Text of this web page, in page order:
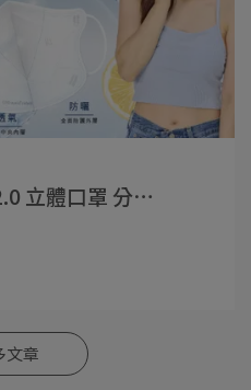
立體口罩 分⋯
文章